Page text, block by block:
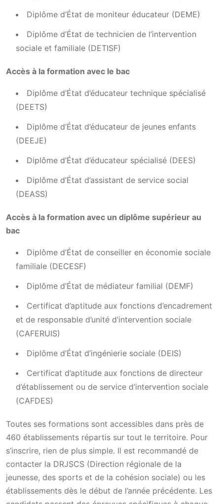
Diplôme d’État de moniteur éducateur (DEME)
Diplôme d’État de technicien de l’intervention
sociale et familiale (DETISF)
Accès à la formation avec le bac
Diplôme d’État d’éducateur technique spécialisé
(DEETS)
Diplôme d’État d’éducateur de jeunes enfants
(DEEJE)
Diplôme d’État d’éducateur spécialisé (DEES)
Diplôme d’État d’assistant de service social
(DEASS)
Accès à la formation avec un diplôme supérieur au
bac
Diplôme d’État de conseiller en économie sociale
familiale (DECESF)
Diplôme d’État de médiateur familial (DEMF)
Certificat d’aptitude aux fonctions d’encadrement
et de responsable d’unité d’intervention sociale
(CAFERUIS)
Diplôme d’État d’ingénierie sociale (DEIS)
Certificat d’aptitude aux fonctions de directeur
d’établissement ou de service d’intervention sociale
(CAFDES)
Toutes ses formations sont accessibles dans près de
460 établissements répartis sur tout le territoire. Pour
s’inscrire, rien de plus simple. Il est recommandé de
contacter la DRJSCS (Direction régionale de la
jeunesse, des sports et de la cohésion sociale) ou les
établissements dès le début de l’année précédente. Les